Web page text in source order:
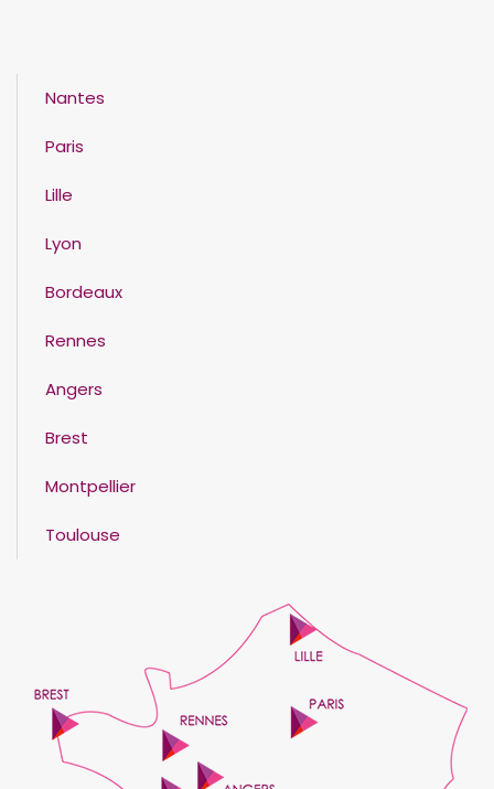
Nantes
Paris
Lille
Lyon
Bordeaux
Rennes
Angers
Brest
Montpellier
Toulouse